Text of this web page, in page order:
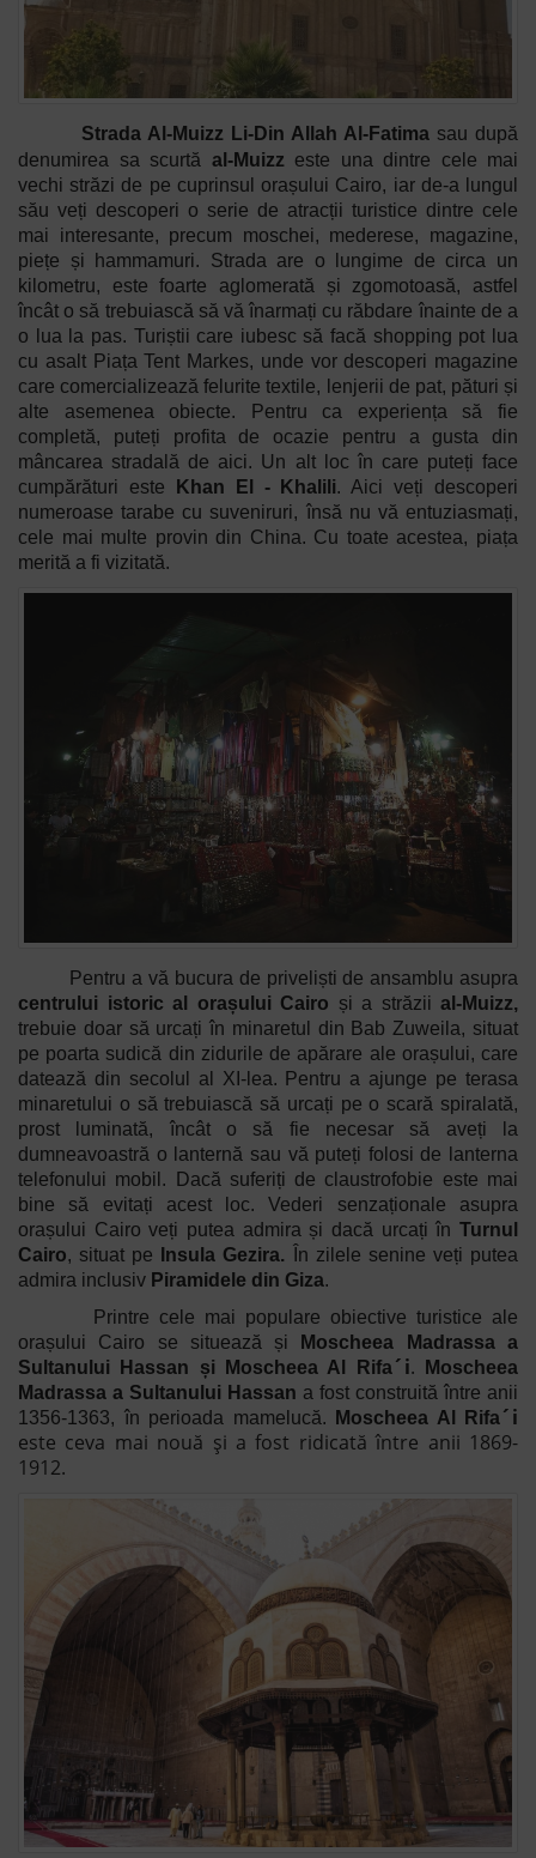
Strada Al-Muizz Li-Din Allah Al-Fatima sau după
denumirea sa scurtă al-Muizzeste una dintre cele mai
vechi străzi de pe cuprinsul orașului Cairo, iar de-a lungul
său veți descoperi o serie de atracții turistice dintre cele
mai interesante, precum moschei, mederese, magazine,
piețe și hammamuri. Strada are o lungime de circa un
kilometru, este foarte aglomerată și zgomotoasă, astfel
încât o să trebuiască să vă înarmați cu răbdare înainte de a
o lua la pas. Turiștii care iubesc să facă shopping pot lua
cu asalt Piața Tent Markes, unde vor descoperi magazine
care comercializează felurite textile, lenjerii de pat, pături și
alte asemenea obiecte. Pentru ca experiența să fie
completă, puteți profita de ocazie pentru a gusta din
mâncarea stradală de aici. Un alt loc în care puteți face
cumpărături este Khan El - Khalili. Aici veți descoperi
numeroase tarabe cu suveniruri, însă nu vă entuziasmați,
cele mai multe provin din China. Cu toate acestea, piața
merită a fi vizitată.
Pentru a vă bucura de priveliști de ansamblu asupra
centrului istoric al orașului Cairo și a străzii al-Muizz,
trebuie doar să urcați în minaretul din Bab Zuweila, situat
pe poarta sudică din zidurile de apărare ale orașului, care
datează din secolul al XI-lea. Pentru a ajunge pe terasa
minaretului o să trebuiască să urcați pe o scară spiralată,
prost luminată, încât o să fie necesar să aveți la
dumneavoastră o lanternă sau vă puteți folosi de lanterna
telefonului mobil. Dacă suferiți de claustrofobie este mai
bine să evitați acest loc. Vederi senzaționale asupra
orașului Cairo veți putea admira și dacă urcați în Turnul
Cairo, situat pe Insula Gezira.
În zilele senine veți putea
admira inclusiv Piramidele din Giza.
Printre cele mai populare obiective turistice ale
orașului Cairo se situează și
Moscheea Madrassa a
Sultanului Hassan și Moscheea Al Rifa´i.
Moscheea
Madrassa a Sultanului Hassan a fost construită între anii
1356-1363, în perioada mamelucă.
Moscheea Al Rifa´i
este ceva mai nouă și a fost ridicată între anii 1869-
1912.